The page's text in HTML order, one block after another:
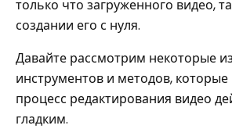
только что загруженного видео,
создании его с нуля.
Давайте рассмотрим некоторые
инструментов и методов,
процесс редактирования видео
гладким.